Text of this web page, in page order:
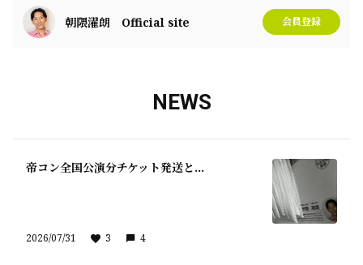
朝隈濯朗 Official site 会員登録
NEWS
帝コン全国公演分チケット発送と…
2026/07/31 3 4